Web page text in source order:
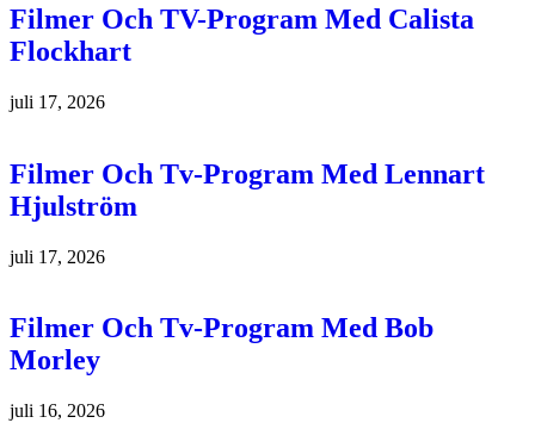
Filmer Och TV-Program Med Calista
Flockhart
juli 17, 2026
Filmer Och Tv-Program Med Lennart
Hjulström
juli 17, 2026
Filmer Och Tv-Program Med Bob
Morley
juli 16, 2026